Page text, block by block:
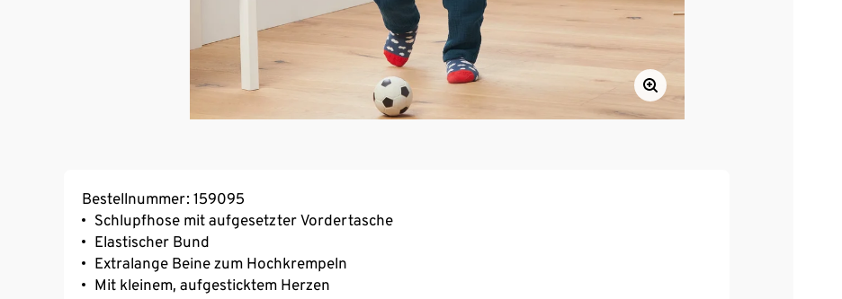
Bestellnummer: 159095
Schlupfhose mit aufgesetzter Vordertasche
Elastischer Bund
Extralange Beine zum Hochkrempeln
Mit kleinem, aufgesticktem Herzen